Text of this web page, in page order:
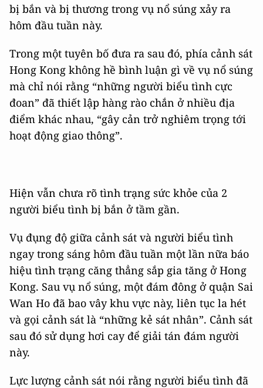
bị bắn và bị thương trong vụ nổ súng xảy ra
hôm đầu tuần này.
Trong một tuyên bố đưa ra sau đó, phía cảnh sát
Hong Kong không hề bình luận gì về vụ nổ súng
mà chỉ nói rằng “những người biểu tình cực
đoan” đã thiết lập hàng rào chắn ở nhiều địa
điểm khác nhau, “gây cản trở nghiêm trọng tới
hoạt động giao thông”.
Hiện vẫn chưa rõ tình trạng sức khỏe của 2
người biểu tình bị bắn ở tầm gần.
Vụ đụng độ giữa cảnh sát và người biểu tình
ngay trong sáng hôm đầu tuần một lần nữa báo
hiệu tình trạng căng thẳng sắp gia tăng ở Hong
Kong. Sau vụ nổ súng, một đám đông ở quận Sai
Wan Ho đã bao vây khu vực này, liên tục la hét
và gọi cảnh sát là “những kẻ sát nhân”. Cảnh sát
sau đó sử dụng hơi cay để giải tán đám người
này.
Lực lượng cảnh sát nói rằng người biểu tình đã